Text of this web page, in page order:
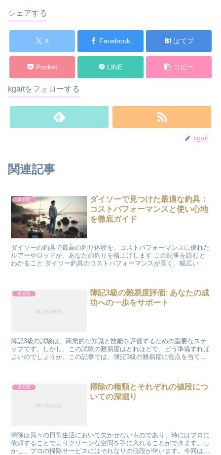
シェアする
X Facebook はてブ
Pocket LINE コピー
kgaitをフォローする
kgait
関連記事
未分類
ダイソーで見つけた最適な釣具：
コストパフォーマンスと使い心地
を徹底ガイド
ダイソーの釣具で最高の釣り体験を。コストパフォーマンスに優れた
ルアーやロッドが、あなたの釣りを格上げします この記事を読むと
わかること ダイソー釣具のコストパフォーマンスが高く、幅広い釣
未分類
簿記3級の難易度評価: あなたの成
功への一歩をサポート
簿記3級の試験は、商業的な知識と技能を評価するための重要なステ
ップです。しかし、この試験の難易度はどれほどで、どう準備すれば
よいのでしょうか。この記事では、簿記3級の難易度に焦点を当て、
未分類
掃除の種類とそれぞれの値段につ
いての深堀り
掃除は我々の日常生活において欠かせないものであり、時にはプロに
依頼することでよりクリーンな空間を手に入れることができます。し
かし、プロの掃除サービスにはそれなりの値段が伴います。今回は、